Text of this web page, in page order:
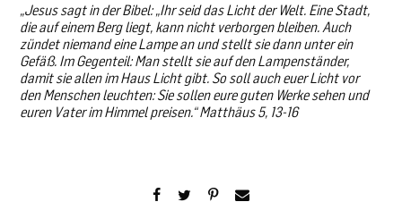
„Jesus sagt in der Bibel: „Ihr seid das Licht der Welt. Eine Stadt,
die auf einem Berg liegt, kann nicht verborgen bleiben. Auch
zündet niemand eine Lampe an und stellt sie dann unter ein
Gefäß. Im Gegenteil: Man stellt sie auf den Lampenständer,
damit sie allen im Haus Licht gibt. So soll auch euer Licht vor
den Menschen leuchten: Sie sollen eure guten Werke sehen und
euren Vater im Himmel preisen.“ Matthäus 5, 13-16